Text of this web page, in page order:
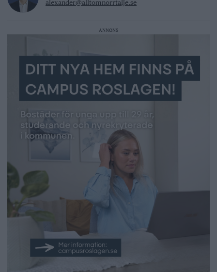
alexander@alltomnorrtalje.se
ANNONS